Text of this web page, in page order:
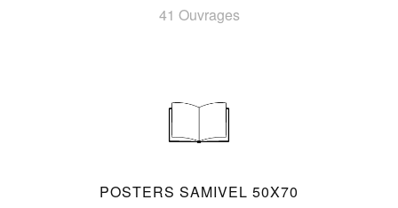
41 Ouvrages
POSTERS SAMIVEL 50X70